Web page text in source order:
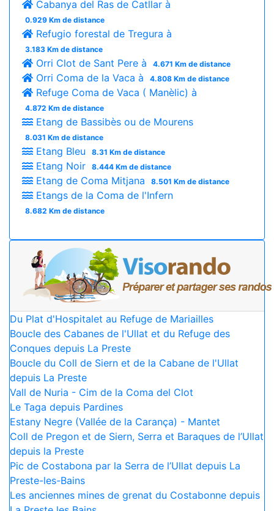
Cabanya del Ras de Catllar à
0.929 Km de distance
Refugio forestal de Tregura à
3.183 Km de distance
Orri Clot de Sant Pere à 4.671 Km de distance
Orri Coma de la Vaca à 4.808 Km de distance
Refuge Coma de Vaca ( Manèlic) à
4.872 Km de distance
Etang de Bassibès ou de Mourens
8.031 Km de distance
Etang Bleu 8.31 Km de distance
Etang Noir 8.444 Km de distance
Etang de Coma Mitjana 8.501 Km de distance
Etangs de la Coma de l'Infern
8.682 Km de distance
Du Plat d'Hospitalet au Refuge de Mariailles
Boucle des Cabanes de l'Ullat et du Refuge des
Conques depuis La Preste
Boucle du Coll de Siern et de la Cabane de l'Ullat
depuis La Preste
Vall de Nuria - Cim de la Coma del Clot
Le Taga depuis Pardines
Estany Negre (Vallée de la Carança) - Mantet
Coll de Pregon et de Siern, Serra et Baraques de l’Ullat
depuis la Preste
Pic de Costabona par la Serra de l’Ullat depuis La
Preste-les-Bains
Les anciennes mines de grenat du Costabonne depuis